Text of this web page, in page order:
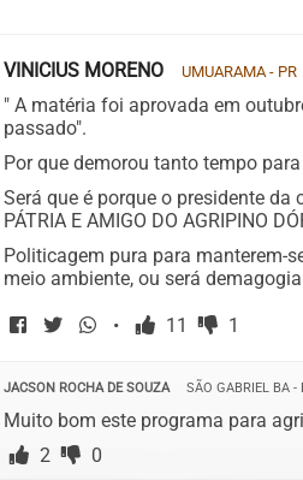
VINICIUS MORENO UMUARAMA - PR
" A matéria foi aprovada em
passado".
Por que demorou tanto tempo
Será que é porque o presidente da
PÁTRIA E AMIGO DO AGRIPINO
Politicagem pura para manterem-
meio ambiente, ou será
• 11 1
JACSON ROCHA DE SOUZA SÃO GABRIEL BA -
Muito bom este programa para
2
0